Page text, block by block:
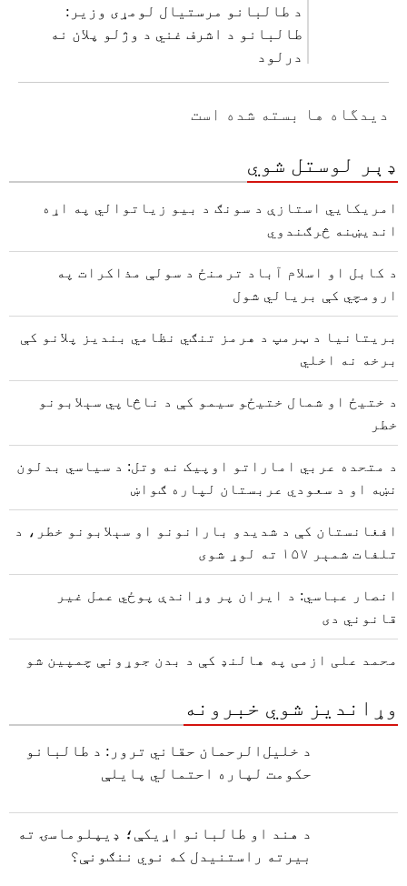
د طالبانو مرستیال لومړی وزیر:
طالبانو د اشرف غني د وژلو پلان نه
درلود
دیدگاه ها بسته شده است
ډېر لوستل شوي
امریکايي استازې د سونګ د بیو زیاتوالي په اړه
اندیښنه څرګندوي
د کابل او اسلام آباد ترمنځ د سولې مذاکرات په
ارومچي کې بريالي شول
بریتانیا د ټرمپ د هرمز تنګي نظامي بندیز پلانو کې
برخه نه اخلي
د ختیځ او شمال ختیځو سیمو کې د ناڅاپي سېلابونو
خطر
د متحده عربي اماراتو اوپیک نه وتل: د سیاسي بدلون
نښه او د سعودي عربستان لپاره ګواښ
افغانستان کې د شدیدو بارانونو او سېلابونو خطر، د
تلفات شمېر ۱۵۷ ته لوړ شوی
انصار عباسي: د ایران پر وړاندې پوځي عمل غیر
قانوني دی
محمد علی ازمی په هالنډ کې د بدن جوړونې چمپین شو
وړاندیز شوي خبرونه
د خلیل‌الرحمان حقاني ترور: د طالبانو
حکومت لپاره احتمالي پایلې
د هند او طالبانو اړیکې؛ ډیپلوماسۍ ته
بیرته راستنیدل که نوي ننګونې؟